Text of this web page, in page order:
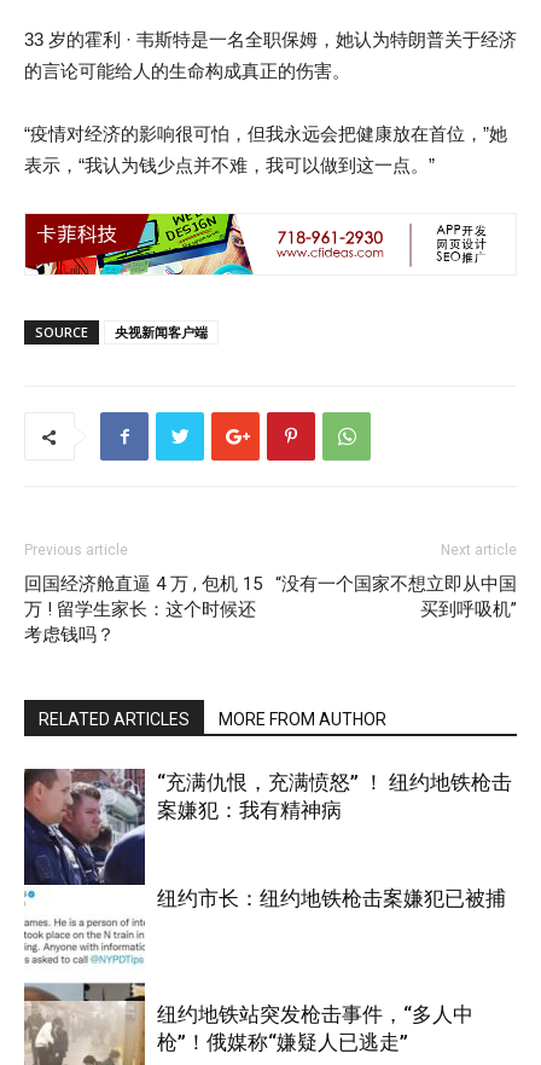
33 岁的霍利 · 韦斯特是一名全职保姆，她认为特朗普关于经济
的言论可能给人的生命构成真正的伤害。
“疫情对经济的影响很可怕，但我永远会把健康放在首位，”她
表示，“我认为钱少点并不难，我可以做到这一点。”
SOURCE 央视新闻客户端
Previous article
回国经济舱直逼 4 万 , 包机 15
万 ! 留学生家长：这个时候还
考虑钱吗？
Next article
“没有一个国家不想立即从中国
买到呼吸机”
RELATED ARTICLES MORE FROM AUTHOR
纽约
“充满仇恨，充满愤怒” ！ 纽约地铁枪击
案嫌犯：我有精神病
纽约
纽约市长：纽约地铁枪击案嫌犯已被捕
纽约地铁站突发枪击事件，“多人中
枪”！俄媒称“嫌疑人已逃走”